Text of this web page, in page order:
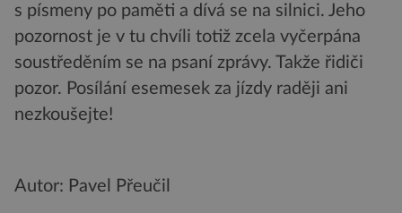
s písmeny po paměti a dívá se na silnici. Jeho
pozornost je v tu chvíli totiž zcela vyčerpána
soustředěním se na psaní zprávy. Takže řidiči
pozor. Posílání esemesek za jízdy raději ani
nezkoušejte!
Autor: Pavel Přeučil